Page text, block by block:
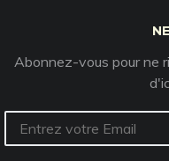
Abonnez-vous pour ne